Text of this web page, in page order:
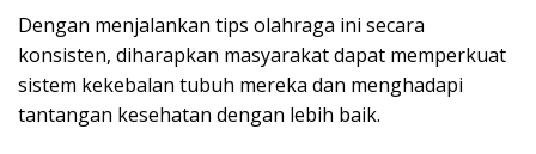
Dengan menjalankan tips olahraga ini secara
konsisten, diharapkan masyarakat dapat memperkuat
sistem kekebalan tubuh mereka dan menghadapi
tantangan kesehatan dengan lebih baik.